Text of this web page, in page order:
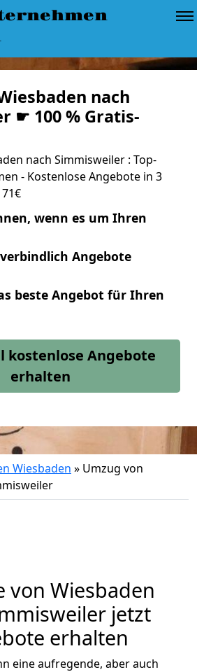
nach
☛ 100 % Gratis-
nach Simmisweiler : Top-
- Kostenlose Angebote in 3
wenn es um Ihren
Angebote
beste Angebot für Ihren
kostenlose Angebote
erhalten
Wiesbaden » Umzug von
von Wiesbaden
jetzt
erhalten
eine aufregende, aber auch